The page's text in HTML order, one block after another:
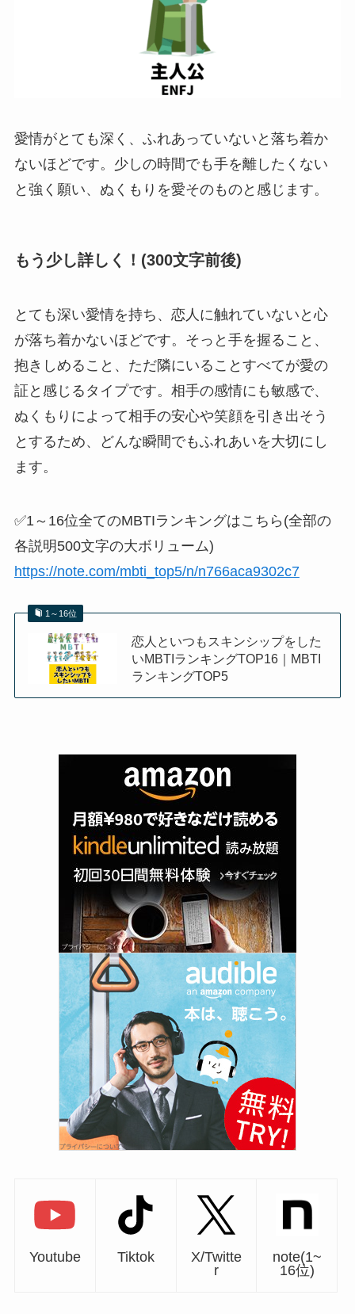
愛情がとても深く、ふれあっていないと落ち着か
ないほどです。少しの時間でも手を離したくない
と強く願い、ぬくもりを愛そのものと感じます。
もう少し詳しく！(300文字前後)
とても深い愛情を持ち、恋人に触れていないと心
が落ち着かないほどです。そっと手を握ること、
抱きしめること、ただ隣にいることすべてが愛の
証と感じるタイプです。相手の感情にも敏感で、
ぬくもりによって相手の安心や笑顔を引き出そう
とするため、どんな瞬間でもふれあいを大切にし
ます。
✅1～16位全てのMBTIランキングはこちら(全部の
各説明500文字の大ボリューム)
https://note.com/mbti_top5/n/n766aca9302c7
1～16位
恋人といつもスキンシップをした
いMBTIランキングTOP16｜MBTI
ランキングTOP5
Youtube Tiktok
X/Twitte
r
note(1~
16位)